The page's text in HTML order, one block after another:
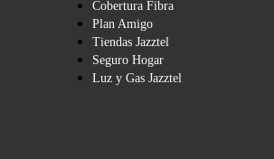
Cobertura Fibra
Plan Amigo
Tiendas Jazztel
Seguro Hogar
Luz y Gas Jazztel